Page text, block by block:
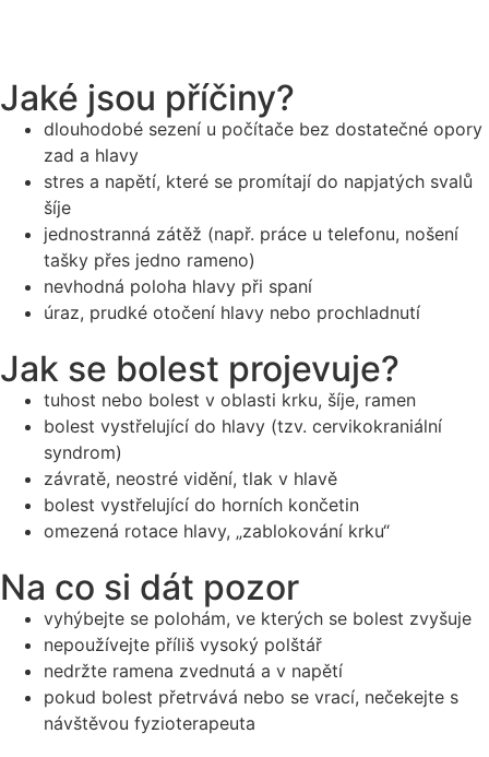
Jaké jsou příčiny?
dlouhodobé sezení u počítače bez dostatečné opory
zad a hlavy
stres a napětí, které se promítají do napjatých svalů
šíje
jednostranná zátěž (např. práce u telefonu, nošení
tašky přes jedno rameno)
nevhodná poloha hlavy při spaní
úraz, prudké otočení hlavy nebo prochladnutí
Jak se bolest projevuje?
tuhost nebo bolest v oblasti krku, šíje, ramen
bolest vystřelující do hlavy (tzv. cervikokraniální
syndrom)
závratě, neostré vidění, tlak v hlavě
bolest vystřelující do horních končetin
omezená rotace hlavy, „zablokování krku“
Na co si dát pozor
vyhýbejte se polohám, ve kterých se bolest zvyšuje
nepoužívejte příliš vysoký polštář
nedržte ramena zvednutá a v napětí
pokud bolest přetrvává nebo se vrací, nečekejte s
návštěvou fyzioterapeuta